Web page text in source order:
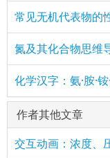
常见无机代表物的
氮及其化合物思维
化学汉字：氨·胺·铵
作者其他文章
交互动画：浓度、